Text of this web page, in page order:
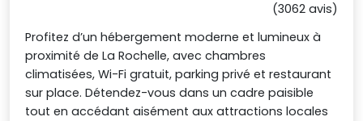
(3062 avis)
Profitez d’un hébergement moderne et lumineux à
proximité de La Rochelle, avec chambres
climatisées, Wi-Fi gratuit, parking privé et restaurant
sur place. Détendez-vous dans un cadre paisible
tout en accédant aisément aux attractions locales